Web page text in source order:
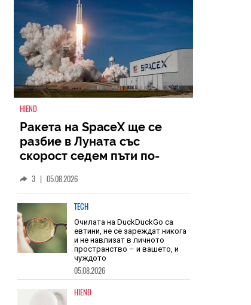
HIEND
Ракета на SpaceX ще се
разбие в Луната със
голяма от скоростта на
звука05.08.2026
TECH
Очилата на DuckDuckGo са
евтини, не се зареждат никога
и не навлизат в личното
пространство – и вашето, и
чуждото